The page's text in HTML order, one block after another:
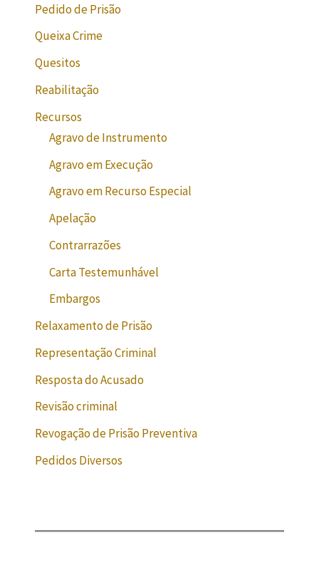
Pedido de Prisão
Queixa Crime
Quesitos
Reabilitação
Recursos
Agravo de Instrumento
Agravo em Execução
Agravo em Recurso Especial
Apelação
Contrarrazões
Carta Testemunhável
Embargos
Relaxamento de Prisão
Representação Criminal
Resposta do Acusado
Revisão criminal
Revogação de Prisão Preventiva
Pedidos Diversos